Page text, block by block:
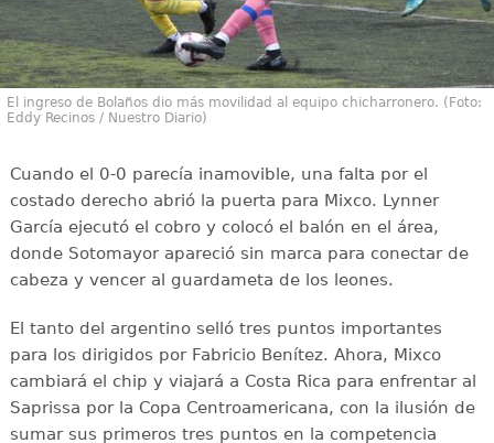
El ingreso de Bolaños dio más movilidad al equipo chicharronero. (Foto:
Eddy Recinos / Nuestro Diario)
Cuando el 0-0 parecía inamovible, una falta por el
costado derecho abrió la puerta para Mixco. Lynner
García ejecutó el cobro y colocó el balón en el área,
donde Sotomayor apareció sin marca para conectar de
cabeza y vencer al guardameta de los leones.
El tanto del argentino selló tres puntos importantes
para los dirigidos por Fabricio Benítez. Ahora, Mixco
cambiará el chip y viajará a Costa Rica para enfrentar al
Saprissa por la Copa Centroamericana, con la ilusión de
sumar sus primeros tres puntos en la competencia